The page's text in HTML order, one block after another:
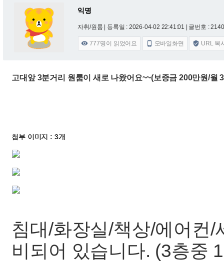
익명
자취/원룸 | 등록일 : 2026-04-02 22:41:01 | 글번호 :
 777명이 읽었어요  모바일화면  URL 복
고대앞 3분거리 원룸이 새로 나왔어요~~(보증금 200만원/월
첨부 이미지 : 3개
침대/화장실/책상/에어컨
비되어 있습니다. (3층중